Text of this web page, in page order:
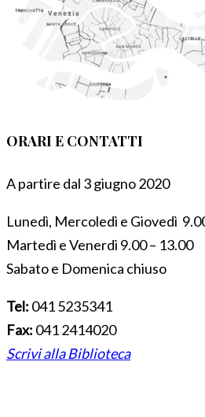
ORARI E CONTATTI
A partire dal 3 giugno 2020
Lunedì, Mercoledì e Giovedì
Martedì e Venerdì 9.00 – 13.00
Sabato e Domenica chiuso
Tel: 041 5235341
Fax: 041 2414020
Scrivi alla Biblioteca